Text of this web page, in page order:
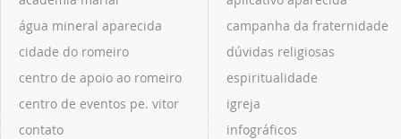
água mineral aparecida
cidade do romeiro
centro de apoio ao romeiro
centro de eventos pe. vitor
contato
campanha da fraternidade
dúvidas religiosas
espiritualidade
igreja
infográficos